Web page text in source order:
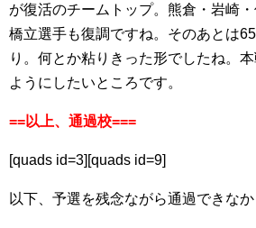
が復活のチームトップ。熊倉・岩崎・
橋立選手も復調ですね。そのあとは
り。何とか粘りきった形でしたね。
ようにしたいところです。
==以上、通過校===
[quads id=3][quads id=9]
以下、予選を残念ながら通過できなか